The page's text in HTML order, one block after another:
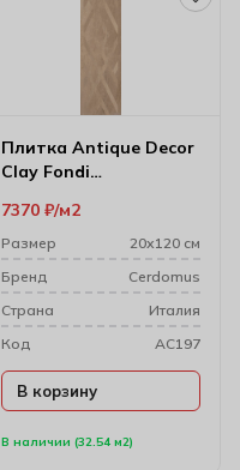
Плитка Antique Decor
Clay Fondi
см
В наличии (32.54 м2)
7370 ₽ м2
Размер
20х120 см
Бренд
Cerdomus
Cтрана
Италия
Код
AC197
В корзину